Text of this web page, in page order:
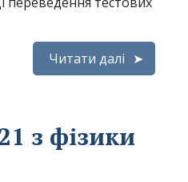
Читати далі
з фізики